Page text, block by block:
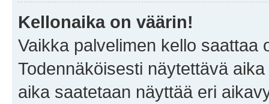
Kellonaika on väärin!
Vaikka palvelimen kello saattaa
Todennäköisesti näytettävä
aika saatetaan näyttää eri